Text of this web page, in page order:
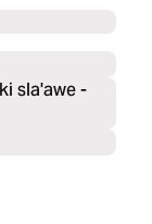
sla'awe -